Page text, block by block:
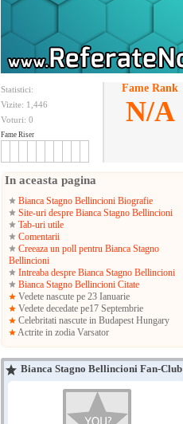
Statistici:
Vizite: 1,446
Voturi: 0
Fame Riser
Fame Rank
N/A
In aceasta pagina
Bianca Stagno Bellincioni Biografie
Site-uri despre Bianca Stagno Bellincioni
Tab-uri utile
Comentarii
Creeaza un poll pentru Bianca Stagno
Bellincioni
Intreaba despre Bianca Stagno Bellincioni
Bianca Stagno Bellincioni Citate
Vedete nascute pe 23 Ianuarie
Vedete decedate pe17 Septembrie
Celebritati nascute in Budapest Hungary
Actrite in zodia Varsator
Bianca Stagno Bellincioni Fan-Club